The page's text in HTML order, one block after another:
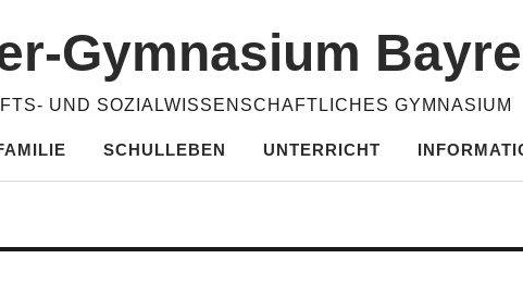
​​Gymnasium
UND SOZIALWISSENSCHAFTLICHES GYMNASIUM
SCHULLEBEN UNTERRICHT